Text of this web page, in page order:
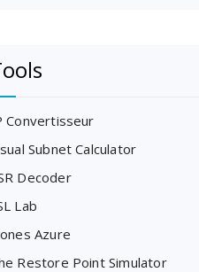
Convertisseur
Subnet Calculator
Decoder
Lab
Azure
Restore Point Simulator